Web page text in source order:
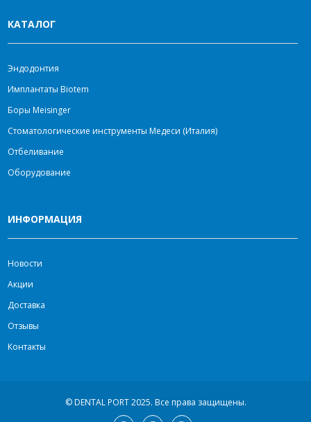
КАТАЛОГ
Эндодонтия
Имплантаты Biotem
Боры Meisinger
Стоматологические инструменты Медеси (Италия)
Отбеливание
Оборудование
ИНФОРМАЦИЯ
Новости
Акции
Доставка
Отзывы
Контакты
© DENTAL PORT 2025. Все права защищены.